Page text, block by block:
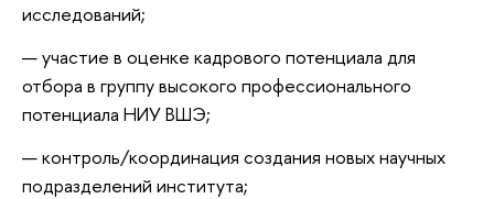
исследований;
участие в оценке кадрового потенциала для
отбора в группу высокого профессионального
потенциала НИУ ВШЭ;
контроль/координация создания новых научных
подразделений института;